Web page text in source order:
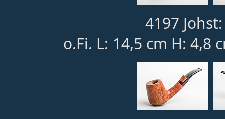
4197
o.Fi. L: 14,5 cm H: 4,8